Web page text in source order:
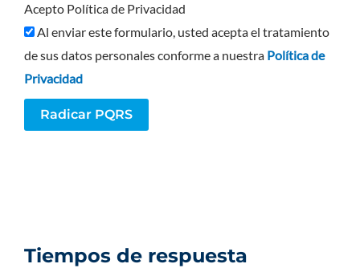
Acepto Política de Privacidad
Al enviar este formulario, usted acepta el tratamiento
de sus datos personales conforme a nuestra Política de
Privacidad
Radicar PQRS
Tiempos de respuesta